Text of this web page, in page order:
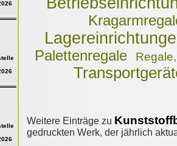
Palettenregale
Weitere Einträge zu
gedruckten Werk, der jährlich